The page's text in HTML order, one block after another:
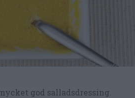
god salladsdressing.